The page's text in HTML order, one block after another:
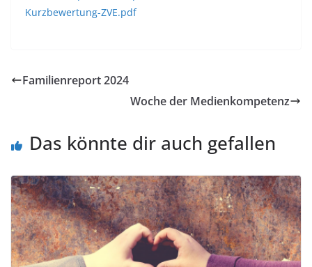
Kurzbewertung-ZVE.pdf
Familienreport 2024
Woche der Medienkompetenz
Das könnte dir auch gefallen